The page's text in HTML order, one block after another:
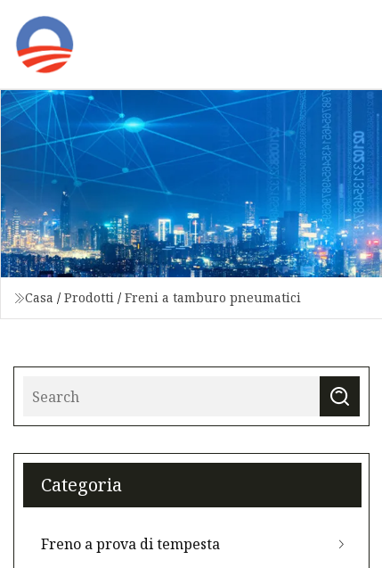
Casa / Prodotti / Freni a tamburo pneumatici
Categoria
Freno a prova di tempesta